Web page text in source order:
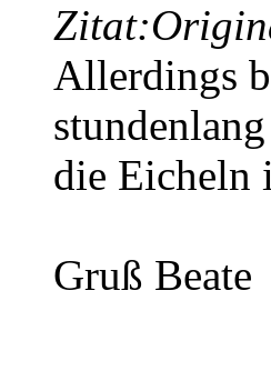
Zitat:
Allerdings
die Eicheln
Gruß Beate